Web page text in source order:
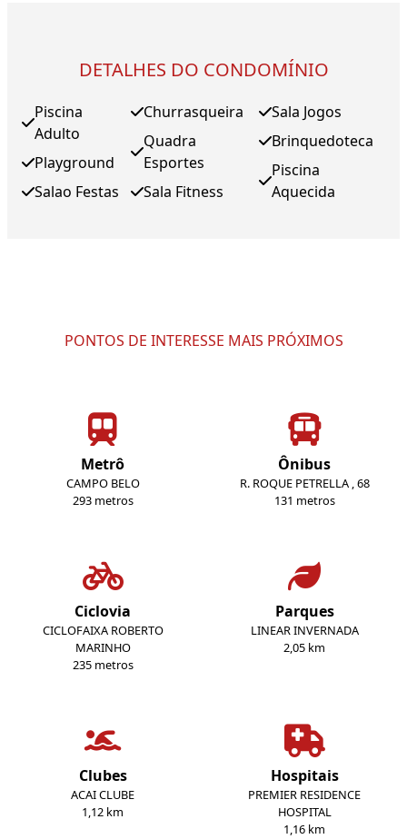
DETALHES DO CONDOMÍNIO
Piscina
Adulto
Playground
Salao Festas
Churrasqueira
Quadra
Esportes
Sala Fitness
Sala Jogos
Brinquedoteca
Piscina
Aquecida
PONTOS DE INTERESSE MAIS PRÓXIMOS
Metrô
CAMPO BELO
293 metros
Ônibus
R. ROQUE PETRELLA , 68
131 metros
Ciclovia
CICLOFAIXA ROBERTO
MARINHO
235 metros
Parques
LINEAR INVERNADA
2,05 km
Clubes
ACAI CLUBE
1,12 km
Hospitais
PREMIER RESIDENCE
HOSPITAL
1,16 km